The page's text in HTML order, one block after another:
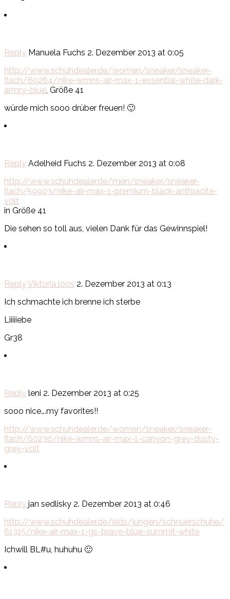
Reply Manuela Fuchs 2. Dezember 2013 at 0:05
http://www.schuhdealer.de/women/sneaker/sneaker-
flach/60264/nike-wmns-air-max-1-essential-white-dark-
armry-blue , Größe 41
würde mich sooo drüber freuen! 🙂
Reply Adelheid Fuchs 2. Dezember 2013 at 0:08
http://www.schuhdealer.de/men/sneaker/sneaker-
flach/59903/nike-air-max-1-premium-black-anthracite-
volt
in Größe 41
Die sehen so toll aus, vielen Dank für das Gewinnspiel!
ReplyViktoria loos 2. Dezember 2013 at 0:13
Ich schmachte ich brenne ich sterbe
Liiiiiebe
Gr38
Reply leni 2. Dezember 2013 at 0:25
sooo nice….my favorites!!
http://www.schuhdealer.de/women/sneaker/sneaker-
flach/60230/nike-wmns-air-max-1-canyon-grey-dusty-
grey-volt
Reply jan sedlisky 2. Dezember 2013 at 0:46
http://www.schuhdealer.de/kids/jungen/schnuerschuhe/
61315/nike-air-max-1-gs-brave-blue-summit-white
Ichwill BL#u, huhuhu 🙂